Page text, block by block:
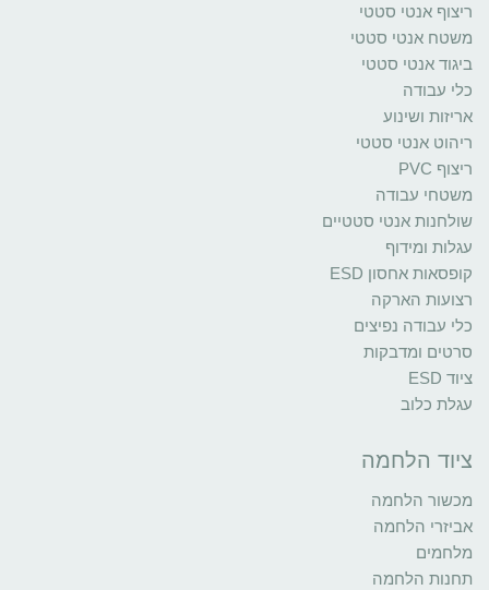
ריצוף אנטי סטטי
משטח אנטי סטטי
ביגוד אנטי סטטי
כלי עבודה
אריזות ושינוע
ריהוט אנטי סטטי
ריצוף PVC
משטחי עבודה
שולחנות אנטי סטטיים
עגלות ומידוף
קופסאות אחסון ESD
רצועות הארקה
כלי עבודה נפיצים
סרטים ומדבקות
ציוד ESD
עגלת כלוב
ציוד הלחמה
מכשור הלחמה
אביזרי הלחמה
מלחמים
תחנות הלחמה